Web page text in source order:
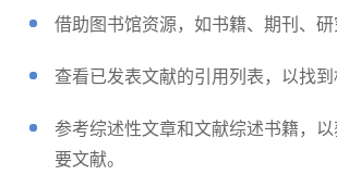
借助图书馆资源，如书籍、期刊、研
查看已发表文献的引用列表，以找到
参考综述性文章和文献综述书籍，
要文献。